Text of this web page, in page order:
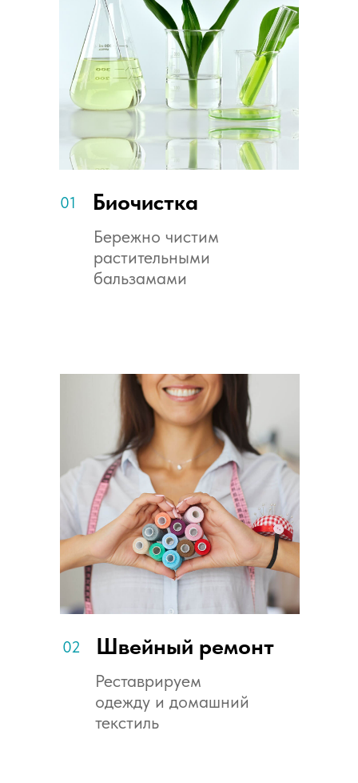
SOCIAL MEDIA ADS
Clinique Promo
Биочистка
Бережно чистим
растительными
бальзамами
Швейный ремонт
Реставрируем
одежду и домашний
текстиль
02
01